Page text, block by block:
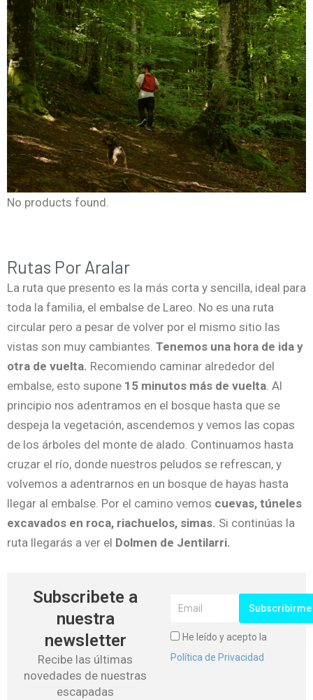
No products found.
Rutas Por Aralar
La ruta que presento es la más corta y sencilla, ideal para
toda la familia, el embalse de Lareo. No es una ruta
circular pero a pesar de volver por el mismo sitio las
vistas son muy cambiantes. Tenemos una hora de ida y
otra de vuelta. Recomiendo caminar alrededor del
embalse, esto supone 15 minutos más de vuelta . Al
principio nos adentramos en el bosque hasta que se
despeja la vegetación, ascendemos y vemos las copas
de los árboles del monte de alado. Continuamos hasta
cruzar el río, donde nuestros peludos se refrescan, y
volvemos a adentrarnos en un bosque de hayas hasta
llegar al embalse. Por el camino vemos cuevas, túneles
excavados en roca, riachuelos, simas. Si continúas la
ruta llegarás a ver el Dolmen de Jentilarri.
Subscribete a
nuestra
newsletter
Recibe las últimas
novedades de nuestras
escapadas
He leído y acepto la
Política de Privacidad
Subscribirme